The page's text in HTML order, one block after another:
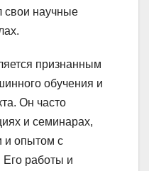
свои научные
признанным
обучения и
Он часто
и семинарах,
и опытом с
Его работы и